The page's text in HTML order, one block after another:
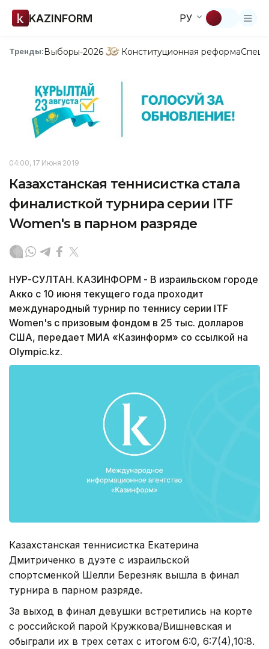
KAZINFORM РУ
Тренды:Выборы-2026 Конституционная реформа
04:00, 17 Июня 2019
Казахстанская теннисистка стала
финалисткой турнира серии ITF
Women's в парном разряде
НУР-СУЛТАН. КАЗИНФОРМ - В израильском городе
Акко с 10 июня текущего года проходит
международный турнир по теннису серии ITF
Women's с призовым фондом в 25 тыс. долларов
США, передает МИА «Казинформ» со ссылкой на
Olympic.kz.
Казахстанская теннисистка Екатерина
Дмитриченко в дуэте с израильской
спортсменкой Шелли Березняк вышла в финал
турнира в парном разряде.
За выход в финал девушки встретились на корте
с российской парой Кружкова/Вишневская и
обыграли их в трех сетах с итогом 6:0, 6:7(4),10:8.